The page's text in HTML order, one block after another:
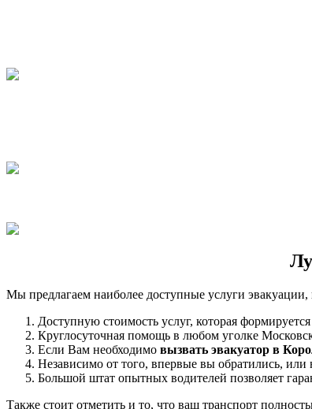
Мы предлагаем наиболее доступные услуги
Доступную стоимость услуг, которая
Круглосуточная помощь в любом уголке
Если Вам необходимо вызвать эвакуатор в
Независимо от того, впервые вы обратились,
Большой штат опытных водителей позволяет
Также стоит отметить и то, что ваш транспорт